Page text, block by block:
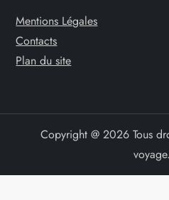
Mentions Légales
Contacts
Plan du site
Copyright @ 2026 Tous